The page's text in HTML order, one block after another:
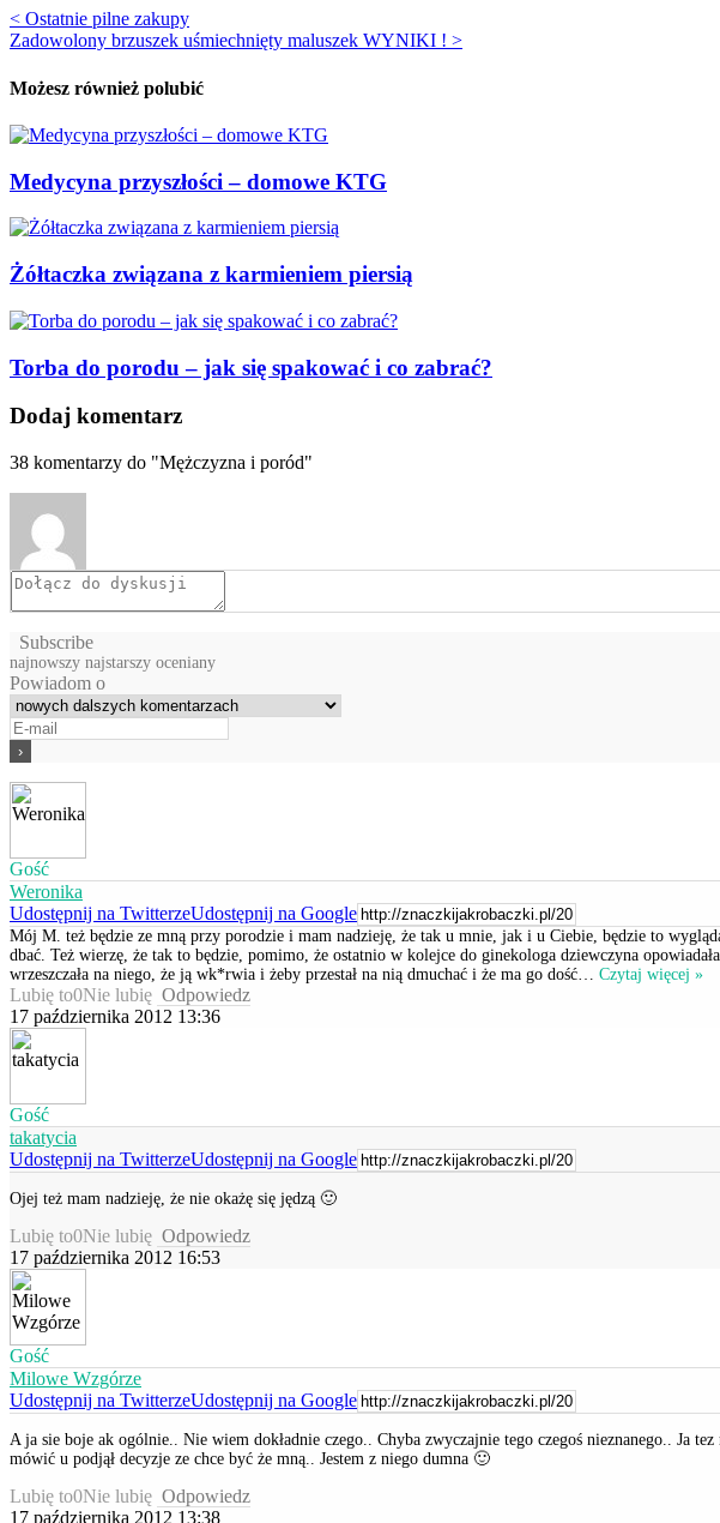
< Ostatnie pilne zakupy
Zadowolony brzuszek uśmiechnięty maluszek WYNIKI ! >
Możesz również polubić
Medycyna przyszłości – domowe KTG
Żółtaczka związana z karmieniem piersią
Torba do porodu – jak się spakować i co zabrać?
Dodaj komentarz
38 komentarzy do "Mężczyzna i poród"
Subscribe
najnowszy najstarszy oceniany
Powiadom o
Gość
Weronika
Udostępnij na TwitterzeUdostępnij na Google
Mój M. też będzie ze mną przy porodzie i mam nadzieję, że tak u mnie, jak i u Ciebie, będzie to
dbać. Też wierzę, że tak to będzie, pomimo, że ostatnio w kolejce do ginekologa dziewczyna
wrzeszczała na niego, że ją wk*rwia i żeby przestał na nią dmuchać i że ma go dość
Czytaj więcej »
Lubię to0Nie lubię Odpowiedz
17 października 2012 13:36
Gość
takatycia
Udostępnij na TwitterzeUdostępnij na Google
Ojej też mam nadzieję, że nie okażę się jędzą 🙂
Lubię to0Nie lubię Odpowiedz
17 października 2012 16:53
Gość
Milowe Wzgórze
Udostępnij na TwitterzeUdostępnij na Google
A ja sie boje ak ogólnie.. Nie wiem dokładnie czego.. Chyba zwyczajnie tego czegoś nieznanego.. Ja
mówić u podjął decyzje ze chce być że mną.. Jestem z niego dumna 🙂
Lubię to0Nie lubię Odpowiedz
17 października 2012 13:38